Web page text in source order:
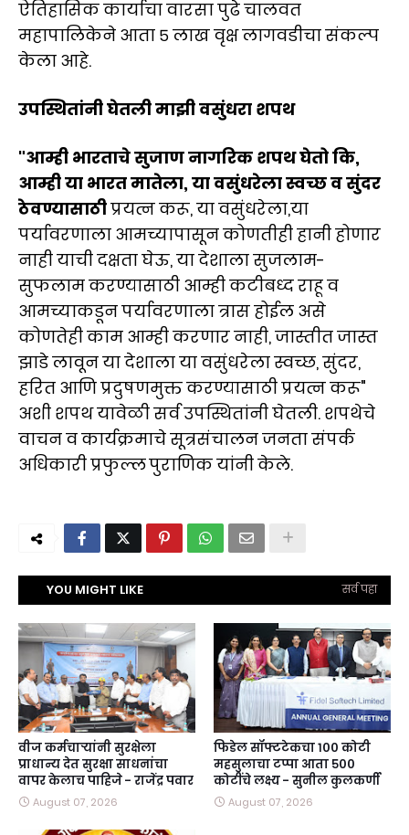
ऐतिहासिक कार्याचा वारसा पुढे चालवत
महापालिकेने आता ५ लाख वृक्ष लागवडीचा संकल्प
केला आहे.
उपस्थितांनी घेतली माझी वसुंधरा शपथ
"आम्ही भारताचे सुजाण नागरिक शपथ घेतो कि,
आम्ही या भारत मातेला, या वसुंधरेला स्वच्छ व सुंदर
ठेवण्यासाठीप्रयत्न करू, या वसुंधरेला,या
पर्यावरणाला आमच्यापासून कोणतीही हानी होणार
नाही याची दक्षता घेऊ, या देशाला सुजलाम-
सुफलाम करण्यासाठी आम्ही कटीबध्द राहू व
आमच्याकडून पर्यावरणाला त्रास होईल असे
कोणतेही काम आम्ही करणार नाही, जास्तीत जास्त
झाडे लावून या देशाला या वसुंधरेला स्वच्छ, सुंदर,
हरित आणि प्रदुषणमुक्त करण्यासाठी प्रयत्न करू"
अशी शपथ यावेळी सर्व उपस्थितांनी घेतली. शपथेचे
वाचन व कार्यक्रमाचे सूत्रसंचालन जनता संपर्क
अधिकारी प्रफुल्ल पुराणिक यांनी केले.
YOU MIGHT LIKE सर्व पहा
वीज कर्मचाऱ्यांनी सुरक्षेला
प्राधान्य देत सुरक्षा साधनांचा
वापर केलाच पाहिजे - राजेंद्र पवार
August 07, 2026
फिडेल सॉफ्टटेकचा १०० कोटी
महसुलाचा टप्पा आता ५००
कोटींचे लक्ष्य - सुनील कुलकर्णी
August 07, 2026